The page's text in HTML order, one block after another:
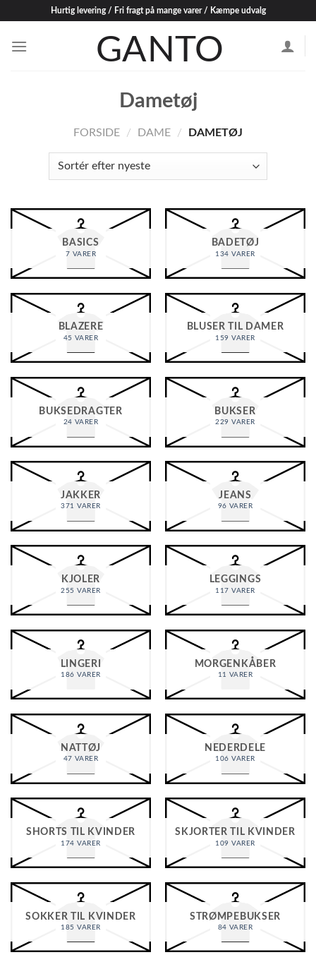
content
Hurtig levering / Fri fragt på mange varer / Kæmpe udvalg
Dametøj
FORSIDE / DAME / DAMETØJ
BASICS
7 VARER
BADETØJ
134 VARER
BLAZERE
45 VARER
BLUSER TIL DAMER
159 VARER
BUKSEDRAGTER
24 VARER
BUKSER
229 VARER
JAKKER
371 VARER
JEANS
96 VARER
KJOLER
255 VARER
LEGGINGS
117 VARER
LINGERI
186 VARER
MORGENKÅBER
11 VARER
NATTØJ
47 VARER
NEDERDELE
106 VARER
SHORTS TIL KVINDER
174 VARER
SKJORTER TIL KVINDER
109 VARER
SOKKER TIL KVINDER
185 VARER
STRØMPEBUKSER
84 VARER